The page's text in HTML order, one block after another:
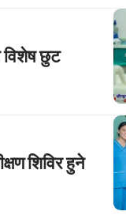
विशेष छुट
शिविर हुने